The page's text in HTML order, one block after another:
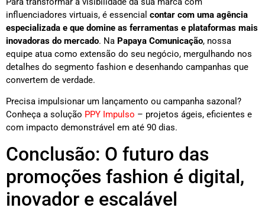
influenciadores virtuais, é essencial contar com uma agência
especializada e que domine as ferramentas e plataformas mais
inovadoras do mercado. Na Papaya Comunicação, nossa
equipe atua como extensão do seu negócio, mergulhando nos
detalhes do segmento fashion e desenhando campanhas que
convertem de verdade.
Precisa impulsionar um lançamento ou campanha sazonal?
Conheça a solução PPY Impulso – projetos ágeis, eficientes e
com impacto demonstrável em até 90 dias.
Conclusão: O futuro das
promoções fashion é digital,
inovador e escalável